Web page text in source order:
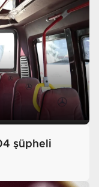
şüpheli